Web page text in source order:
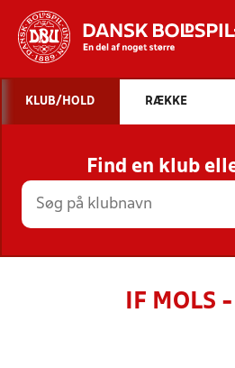
STILLINGER,
HOLD
KLUB/HOLD RÆKKE
Find en klub
IF MOLS -